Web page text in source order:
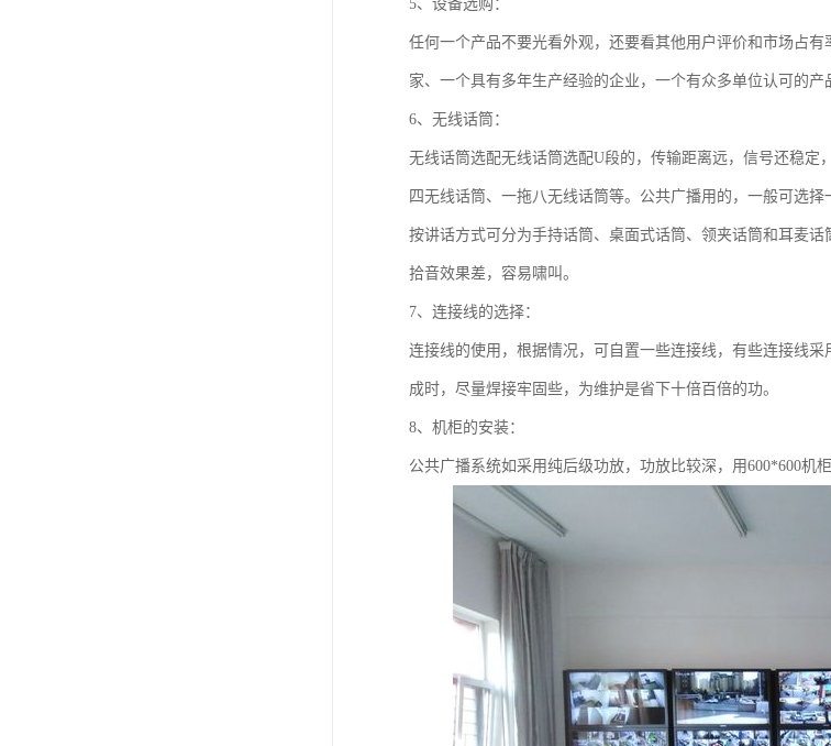
5、设备选购：
任何一个产品不要光看外观，还要看其他用户评价和市场占
家、一个具有多年生产经验的企业，一个有众多单位认可的产
6、无线话筒：
无线话筒选配无线话筒选配U段的，传输距离远，信号还稳
四无线话筒、一拖八无线话筒等。公共广播用的，一般可选择
按讲话方式可分为手持话筒、桌面式话筒、领夹话筒和耳麦
拾音效果差，容易啸叫。
7、连接线的选择：
连接线的使用，根据情况，可自置一些连接线，有些连接线
成时，尽量焊接牢固些，为维护是省下十倍百倍的功。
8、机柜的安装：
公共广播系统如采用纯后级功放，功放比较深，用600*600机